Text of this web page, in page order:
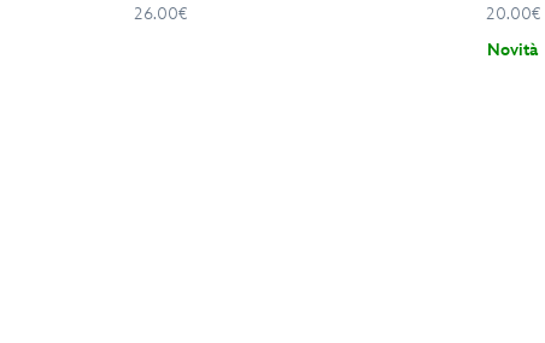
fumetto e moneta, Star Wars: Galaxy's
26.00€
20.00€
Novità